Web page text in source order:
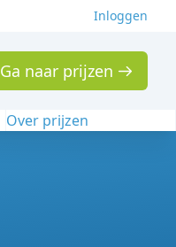
Inloggen
Ga naar prijzen
Over prijzen